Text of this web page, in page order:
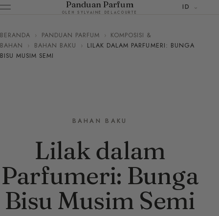
Panduan Parfum
OLEH SYLVAINE DELACOURTE
ID
BERANDA › PANDUAN PARFUM › KOMPOSISI &
BAHAN
› BAHAN BAKU › LILAK DALAM PARFUMERI: BUNGA
BISU MUSIM SEMI
BAHAN BAKU
Lilak dalam
Parfumeri: Bunga
Bisu Musim Semi